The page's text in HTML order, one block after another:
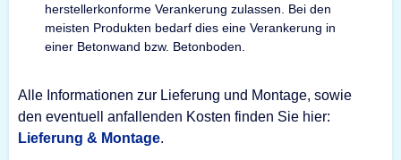
herstellerkonforme Verankerung zulassen. Bei den
meisten Produkten bedarf dies eine Verankerung in
einer Betonwand bzw. Betonboden.
Alle Informationen zur Lieferung und Montage, sowie
den eventuell anfallenden Kosten finden Sie hier:
Lieferung & Montage.